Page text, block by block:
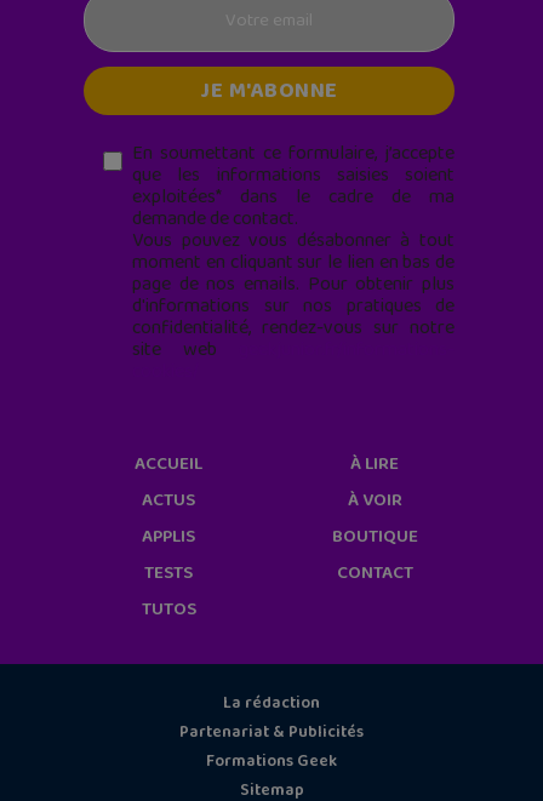
En soumettant ce formulaire, j’accepte
que les informations saisies soient
exploitées* dans le cadre de ma
demande de contact.
Vous pouvez vous désabonner à tout
moment en cliquant sur le lien en bas de
page de nos emails. Pour obtenir plus
d'informations sur nos pratiques de
confidentialité, rendez-vous sur notre
site web
ACCUEIL
ACTUS
APPLIS
TESTS
TUTOS
À LIRE
À VOIR
BOUTIQUE
CONTACT
La rédaction
Partenariat & Publicités
Formations Geek
Sitemap